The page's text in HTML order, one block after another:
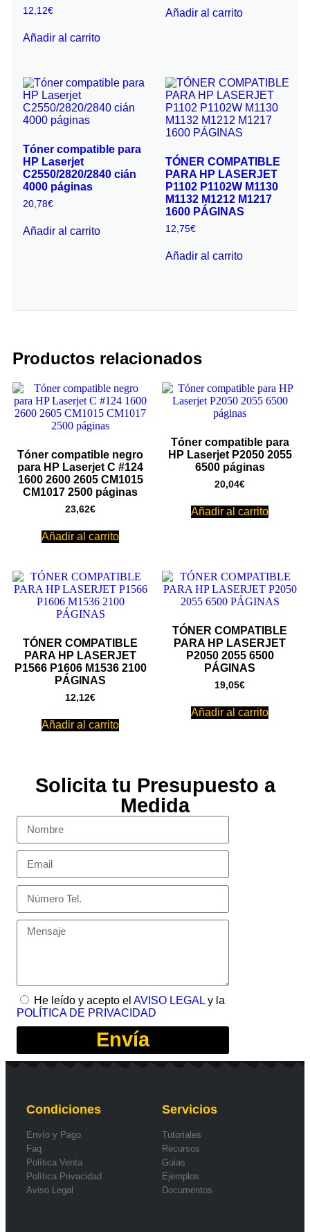
12,12€
Añadir al carrito
Añadir al carrito
Tóner compatible para
HP Laserjet
C2550/2820/2840 cián
4000 páginas
20,78€
Añadir al carrito
TÓNER COMPATIBLE
PARA HP LASERJET
P1102 P1102W M1130
M1132 M1212 M1217
1600 PÁGINAS
12,75€
Añadir al carrito
Productos relacionados
Tóner compatible negro
para HP Laserjet C #124
1600 2600 2605 CM1015
CM1017 2500 páginas
23,62€
Añadir al carrito
Tóner compatible para
HP Laserjet P2050 2055
6500 páginas
20,04€
Añadir al carrito
TÓNER COMPATIBLE
PARA HP LASERJET
P1566 P1606 M1536 2100
PÁGINAS
12,12€
Añadir al carrito
TÓNER COMPATIBLE
PARA HP LASERJET
P2050 2055 6500
PÁGINAS
19,05€
Añadir al carrito
Solicita tu Presupuesto a
Medida
He leído y acepto el AVISO LEGAL y la
POLÍTICA DE PRIVACIDAD
Envía
Condiciones
Envío y Pago
Faq
Política Venta
Política Privacidad
Aviso Legal
Servicios
Tutoriales
Recursos
Guias
Ejemplos
Documentos